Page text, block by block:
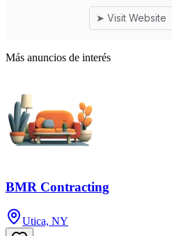
Más anuncios de interés
BMR Contracting
Utica, NY